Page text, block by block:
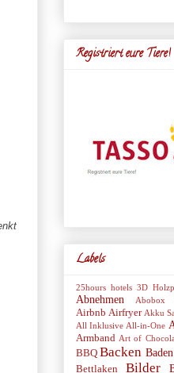
Registriert eure Tiere!
Labels
25hours hotels 3D
Abnehmen Abobox
Airbnb Airfryer Akku
All Inklusive All-in-One
Armband Art of
BBQ Backen Baden
Bettlaken Bilder